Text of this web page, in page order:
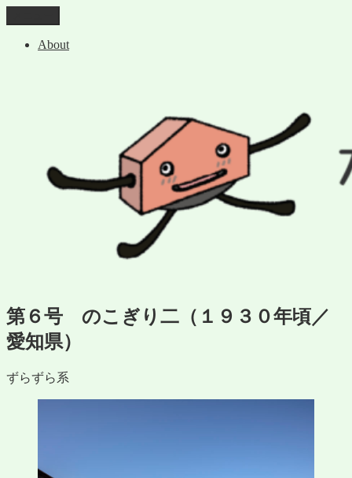
ン
なかなか遺産ブログ
About
第６号 のこぎり二（１９３０年頃／
愛知県）
ずらずら系